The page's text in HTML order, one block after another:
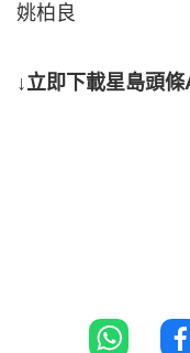
姚柏良
↓立即下載星島頭條